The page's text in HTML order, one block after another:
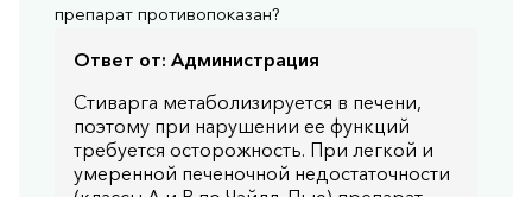
препарат противопоказан?
Ответ от: Администрация
Стиварга метаболизируется в печени,
поэтому при нарушении ее функций
требуется осторожность. При легкой и
умеренной печеночной недостаточности